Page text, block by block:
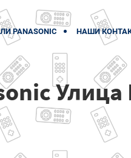
PANASONIC НАШИ